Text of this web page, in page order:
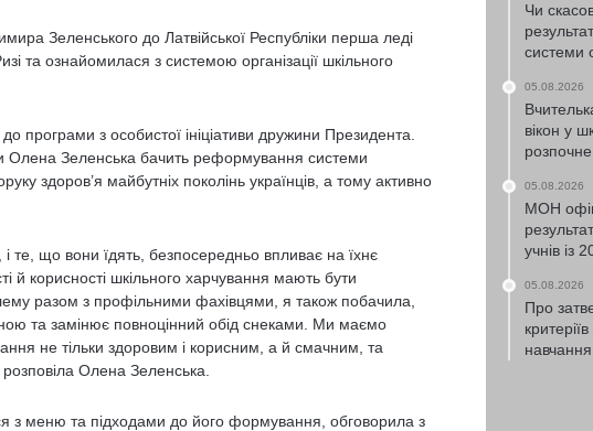
Зеленського до Латвійської Республіки перша леді
та ознайомилася з системою організації шкільного
програми з особистої ініціативи дружини Президента.
Олена Зеленська бачить реформування системи
здоров’я майбутніх поколінь українців, а тому активно
те, що вони їдять, безпосередньо впливає на їхнє
й корисності шкільного харчування мають бути
разом з профільними фахівцями, я також побачила,
та замінює повноцінний обід снеками. Ми маємо
не тільки здоровим і корисним, а й смачним, та
Олена Зеленська.
з меню та підходами до його формування, обговорила з
Чи
системи
05.08.2026
вікон у
05.08.2026
МОН
учнів із
05.08.2026
Про
навчання